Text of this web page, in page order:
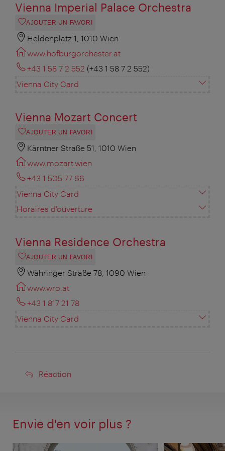
Vienna Imperial Palace Orchestra
AJOUTER UN FAVORI
Heldenplatz 1, 1010 Wien
www.hofburgorchester.at
+43 1 58 7 2 552 (+43 1 58 7 2 552)
Vienna City Card
Vienna Mozart Concert
AJOUTER UN FAVORI
Kärntner Straße 51, 1010 Wien
www.mozart.wien
+43 1 505 77 66
Vienna City Card
Horaires d'ouverture
Vienna Residence Orchestra
AJOUTER UN FAVORI
Währinger Straße 78, 1090 Wien
www.wro.at
+43 1 817 21 78
Vienna City Card
Réaction
Réaction
Envie d'en voir plus ?